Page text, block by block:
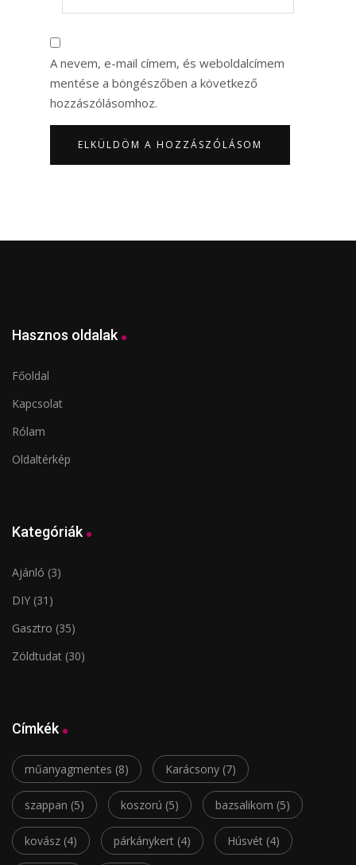
A nevem, e-mail címem, és weboldalcímem
mentése a böngészőben a következő
hozzászólásomhoz.
Hasznos oldalak
Főoldal
Kapcsolat
Rólam
Oldaltérkép
Kategóriák
Ajánló (3)
DIY (31)
Gasztro (35)
Zöldtudat (30)
Címkék
műanyagmentes (8) Karácsony (7)
szappan (5) koszorú (5) bazsalikom (5)
kovász (4) párkánykert (4) Húsvét (4)